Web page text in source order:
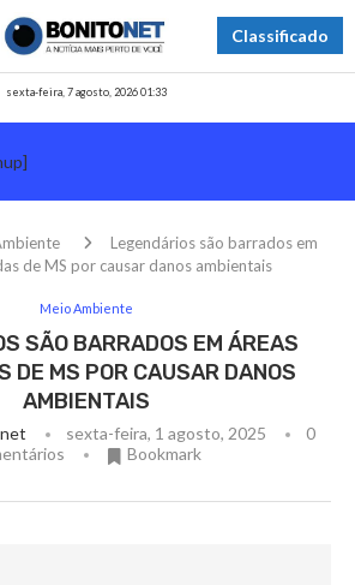
Classificado
sexta-feira, 7 agosto, 2026 01:33
Legendários são barrados em
de MS por causar danos ambientais
Meio Ambiente
SÃO BARRADOS EM ÁREAS
DE MS POR CAUSAR DANOS
AMBIENTAIS
sexta-feira, 1 agosto, 2025
0
Bookmark